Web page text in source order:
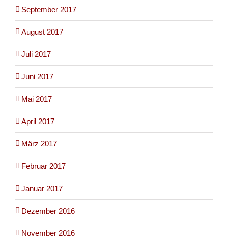
September 2017
August 2017
Juli 2017
Juni 2017
Mai 2017
April 2017
März 2017
Februar 2017
Januar 2017
Dezember 2016
November 2016